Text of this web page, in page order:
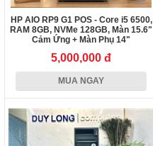
HP AIO RP9 G1 POS - Core i5 6500,
RAM 8GB, NVMe 128GB, Màn 15.6"
Cảm Ứng + Màn Phụ 14"
5,000,000 đ
MUA NGAY